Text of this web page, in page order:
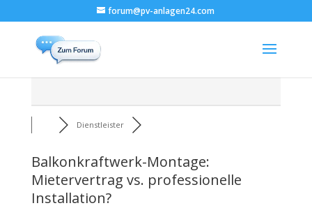
forum@pv-anlagen24.com
Dienstleister
Balkonkraftwerk-Montage:
Mietervertrag vs. professionelle
Installation?